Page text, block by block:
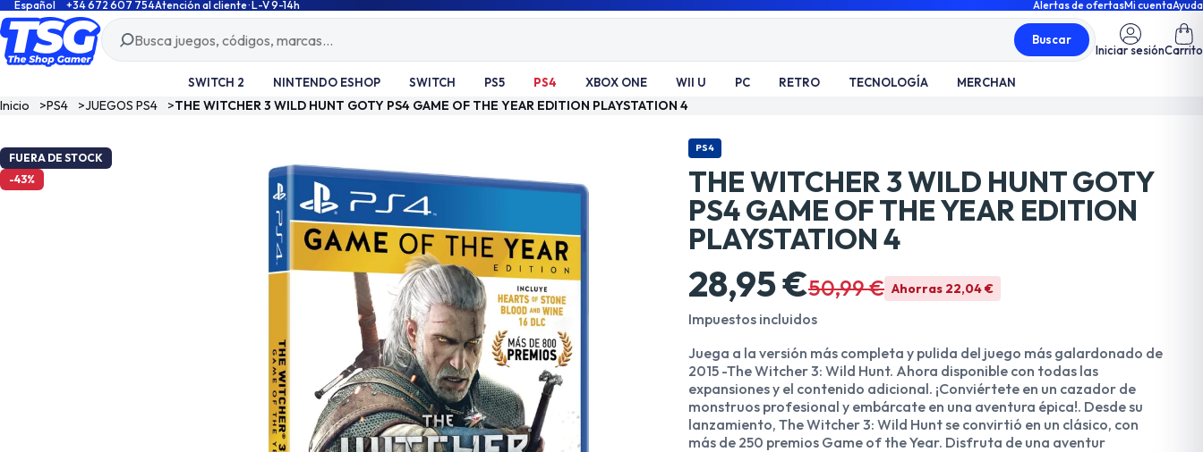
Español +34 672 607 754Atención al cliente · L-V 9-14h Alertas de ofertasMi cuentaAyuda
Buscar
Iniciar sesiónCarrito
SWITCH 2 NINTENDO ESHOP SWITCH PS5 PS4 XBOX ONE WII U PC RETRO TECNOLOGÍA MERCHAN
Inicio >PS4 >JUEGOS PS4 >THE WITCHER 3 WILD HUNT GOTY PS4 GAME OF THE YEAR EDITION PLAYSTATION 4
FUERA DE STOCK
-43%
PS4
THE WITCHER 3 WILD HUNT GOTY
PS4 GAME OF THE YEAR EDITION
PLAYSTATION 4
28,95 €50,99 € Ahorras 22,04 €
Impuestos incluidos
Juega a la versión más completa y pulida del juego más galardonado de
2015 -The Witcher 3: Wild Hunt. Ahora disponible con todas las
expansiones y el contenido adicional. ¡Conviértete en un cazador de
monstruos profesional y embárcate en una aventura épica!. Desde su
lanzamiento, The Witcher 3: Wild Hunt se convirtió en un clásico, con
más de 250 premios Game of the Year. Disfruta de una aventur